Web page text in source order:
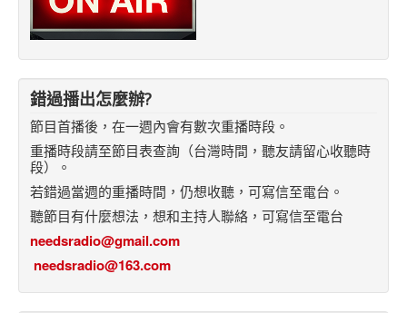
錯過播出怎麼辦?
節目首播後，在一週內會有數次重播時段。
重播時段請至節目表查詢（台灣時間，聽友請留心收聽時
段）。
若錯過當週的重播時間，仍想收聽，可寫信至電台。
聽節目有什麼想法，想和主持人聯絡，可寫信至電台
needsradio@gmail.com
needsradio@163.com